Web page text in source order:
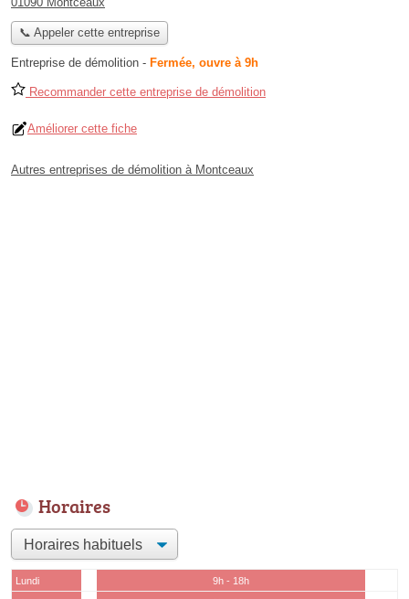
📞 Appeler cette entreprise
Entreprise de démolition - Fermée, ouvre à 9h
Recommander cette entreprise de démolition
Améliorer cette fiche
Autres entreprises de démolition à Montceaux
Horaires
Lundi
9h - 18h